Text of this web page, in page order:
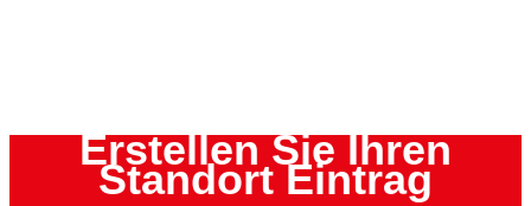
Erstellen Sie Ihren
Standort Eintrag